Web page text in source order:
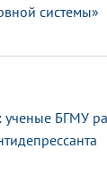
системы»
ученые БГМУ